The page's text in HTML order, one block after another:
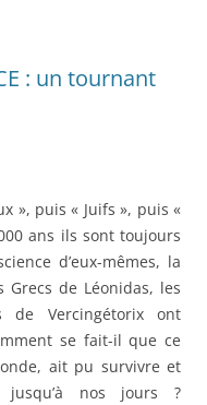
: un tournant
», puis « Juifs », puis «
ans ils sont toujours
d’eux-mêmes, la
Grecs de Léonidas, les
de Vercingétorix ont
se fait-il que ce
ait pu survivre et
jusqu’à nos jours ?